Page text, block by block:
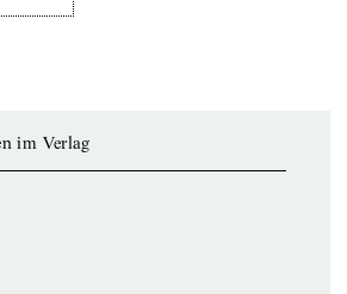
im Verlag